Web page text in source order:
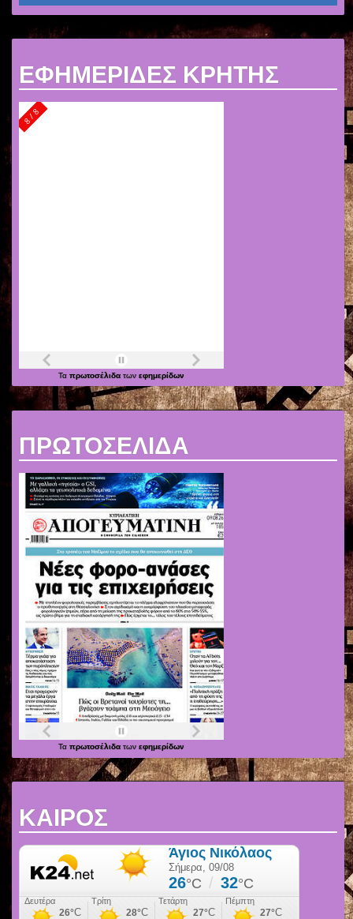
ΕΦΗΜΕΡΙΔΕΣ ΚΡΗΤΗΣ
Τα πρωτοσέλιδα των εφημερίδων
ΠΡΩΤΟΣΕΛΙΔΑ
Τα πρωτοσέλιδα των εφημερίδων
ΚΑΙΡΟΣ